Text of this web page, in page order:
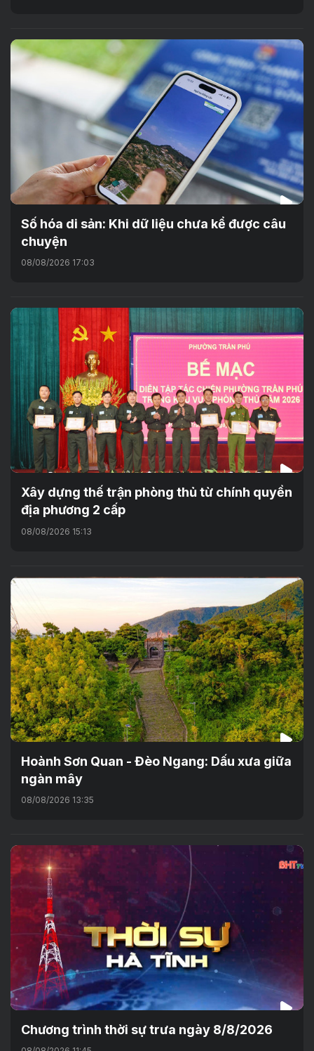
Số hóa di sản: Khi dữ liệu chưa kể được câu
chuyện
08/08/2026 17:03
Xây dựng thế trận phòng thủ từ chính quyền
địa phương 2 cấp
08/08/2026 15:13
Hoành Sơn Quan - Đèo Ngang: Dấu xưa giữa
ngàn mây
08/08/2026 13:35
Chương trình thời sự trưa ngày 8/8/2026